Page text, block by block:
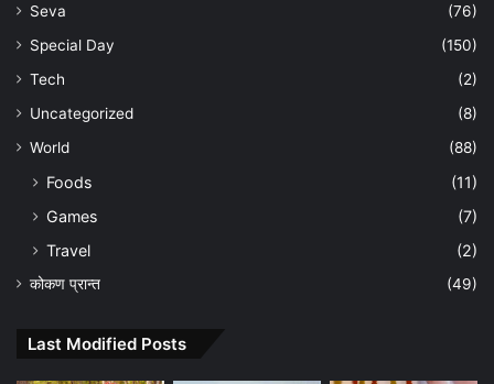
Seva
(76)
Special Day
(150)
Tech
(2)
Uncategorized
(8)
World
(88)
Foods
(11)
Games
(7)
Travel
(2)
कोकण प्रान्त (49)
Last Modified Posts